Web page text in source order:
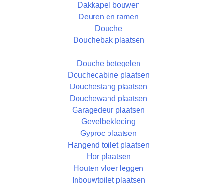
Dakkapel bouwen
Deuren en ramen
Douche
Douchebak plaatsen
Douche betegelen
Douchecabine plaatsen
Douchestang plaatsen
Douchewand plaatsen
Garagedeur plaatsen
Gevelbekleding
Gyproc plaatsen
Hangend toilet plaatsen
Hor plaatsen
Houten vloer leggen
Inbouwtoilet plaatsen